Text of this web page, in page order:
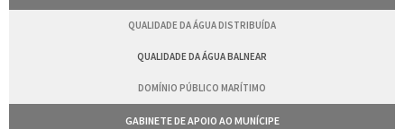
QUALIDADE DA ÁGUA DISTRIBUÍDA
QUALIDADE DA ÁGUA BALNEAR
DOMÍNIO PÚBLICO MARÍTIMO
GABINETE DE APOIO AO MUNÍCIPE